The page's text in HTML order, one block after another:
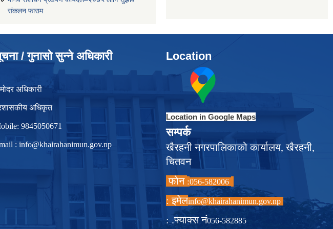
संकलन फाराम
/ गुनासो सुन्ने अधिकारी
अधिकारी
अधिकृत
9845050671
: info@khairahanimun.gov.np
Location
Location in Google Maps
सम्पर्क
खैरहनी नगरपालिकाको कार्यालय, खैरहनी,
चितवन
फोन :
इमेल :info@khairahanimun.gov.np
फ्याक्स नं. :056-582885